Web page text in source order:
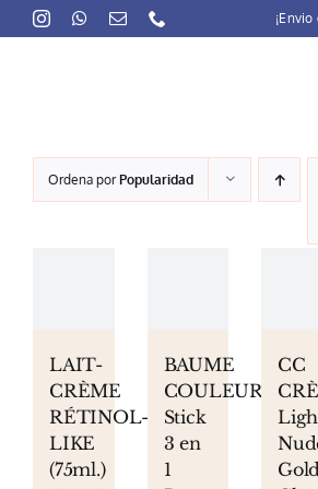
to
La marca
Lait-Crème Concentré
Preocupaciones
Puntos venta
Contacto
Ordena porPopularidad
LAIT-
CRÈME
RÉTINOL-
LIKE
(75ml.)
BAUME
COULEUR
Stick
3 en
1
CC